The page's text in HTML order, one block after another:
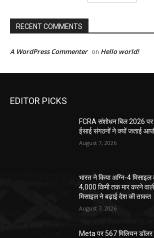
RECENT COMMENTS
A WordPress Commenter on Hello world!
EDITOR PICKS
FCRA संशोधन बिल 2026 पर
ईसाई संगठनों ने क्यों जताई
August 7, 2026
भारत ने किया अग्नि-4
4,000 किमी तक मार करने
मिसाइल ने बढ़ाई देश की ताकत
August 7, 2026
Meta पर 567 मिलियन डॉलर